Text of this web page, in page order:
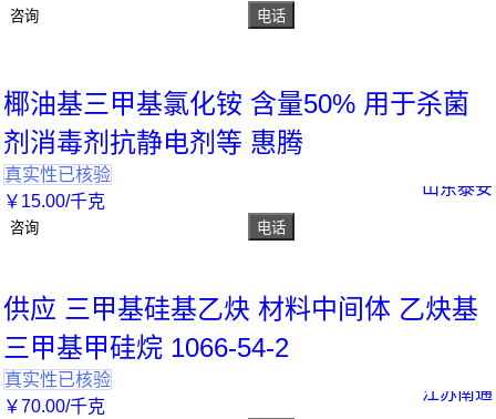
咨询 电话
椰油基三甲基氯化铵 含量50% 用于杀菌
剂消毒剂抗静电剂等 惠腾
真实性已核验
￥ 15.00/千克
山东泰安
咨询 电话
供应 三甲基硅基乙炔 材料中间体 乙炔基
三甲基甲硅烷 1066-54-2
真实性已核验
￥70.00/千克
江苏南通